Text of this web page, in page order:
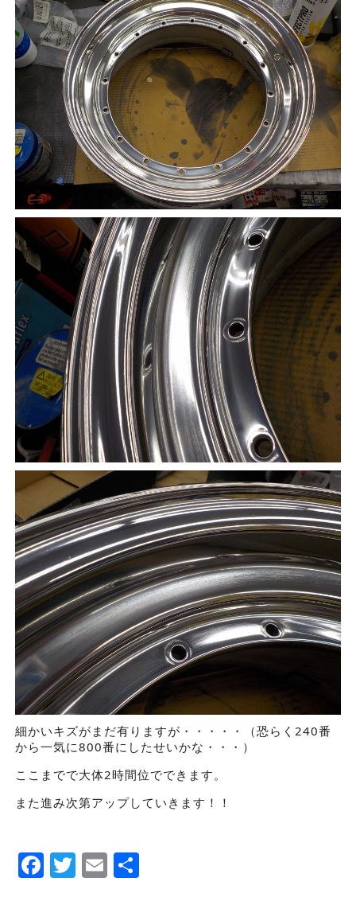
細かいキズがまだ有りますが・・・・・（恐らく240番
から一気に800番にしたせいかな・・・）
ここまでで大体2時間位でできます。
また進み次第アップしていきます！！
Facebook
Twitter
EmailShare